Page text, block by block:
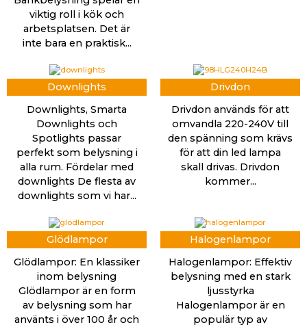
viktig roll i kök och
arbetsplatsen. Det är
inte bara en praktisk...
Downlights
Downlights, Smarta
Downlights och
Spotlights passar
perfekt som belysning i
alla rum. Fördelar med
downlights De flesta av
downlights som vi har...
Drivdon
Drivdon används för att
omvandla 220-240V till
den spänning som krävs
för att din led lampa
skall drivas. Drivdon
kommer...
Glödlampor
Glödlampor: En klassiker
inom belysning
Glödlampor är en form
av belysning som har
använts i över 100 år och
Halogenlampor
Halogenlampor: Effektiv
belysning med en stark
ljusstyrka
Halogenlampor är en
populär typ av